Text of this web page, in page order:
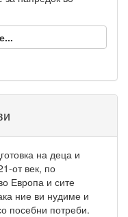
на деца и
от век, по
Европа и сите
ние ви нудиме и
посебни потреби.